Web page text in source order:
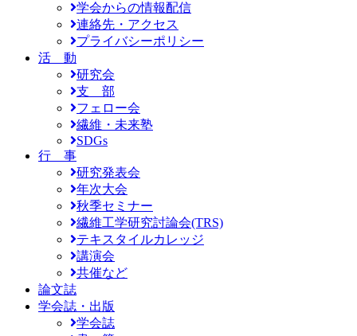
学会からの情報配信
連絡先・アクセス
プライバシーポリシー
活 動
研究会
支 部
フェロー会
繊維・未来塾
SDGs
行 事
研究発表会
年次大会
秋季セミナー
繊維工学研究討論会(TRS)
テキスタイルカレッジ
講演会
共催など
論文誌
学会誌・出版
学会誌